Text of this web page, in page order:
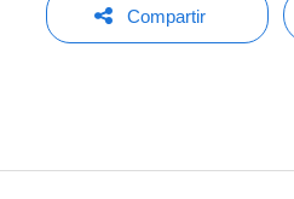
Compartir